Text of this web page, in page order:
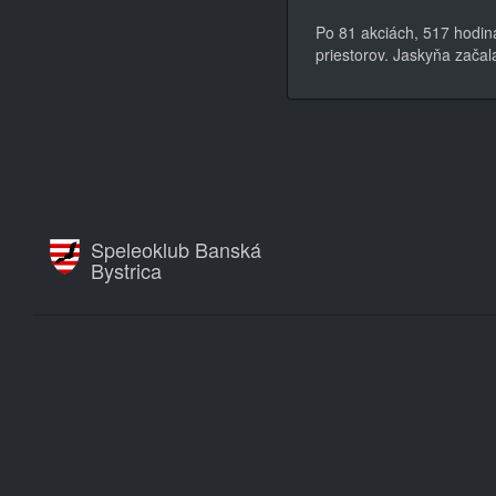
Po 81 akciách, 517
priestorov. Jaskyňa
Speleoklub Banská
Bystrica